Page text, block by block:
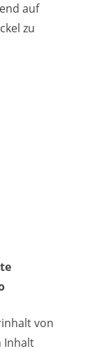
auf
zu
von
Inhalt